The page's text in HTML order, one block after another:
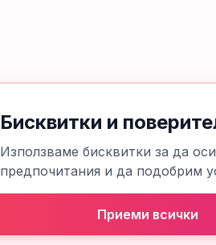
Бисквитки и
Използваме бисквитки за да
предпочитания и да подобрим
Приеми всички